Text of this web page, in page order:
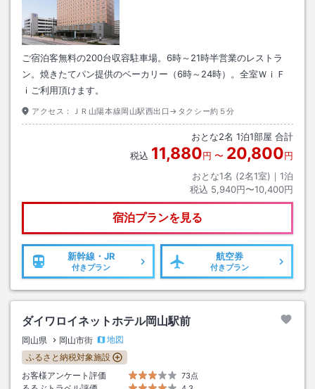
ご宿泊客無料の200台収容駐車場。6時～21時半営業のレストラ
ン。焼きたてパン提供のベーカリー（6時～24時）。全室ＷｉＦ
ｉご利用頂けます。
アクセス： ＪＲ山陽本線岡山駅西出口→タクシー約５分
おとな2名 1泊1部屋 合計
税込 11,880円 〜 20,800円
おとな1名 (2名1室)｜ 1泊
税込 5,940円〜10,400円
宿泊プランを見る
新幹線・JR
付きプラン
航空券
付きプラン
ダイワロイネットホテル岡山駅前
岡山県 岡山市街
地図
ふるさと納税対象施設
お客様アンケート評価
73点